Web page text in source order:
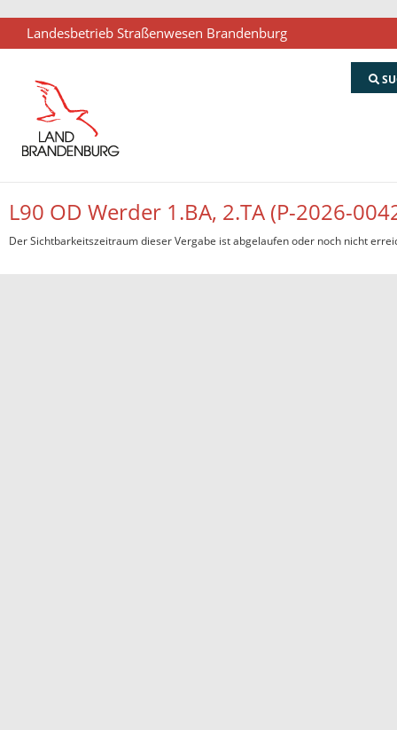
Landesbetrieb Straßenwesen Brandenburg
L90 OD Werder 1.BA, 2.TA (P-2026-
Der Sichtbarkeitszeitraum dieser Vergabe ist abgelaufen oder noch nicht